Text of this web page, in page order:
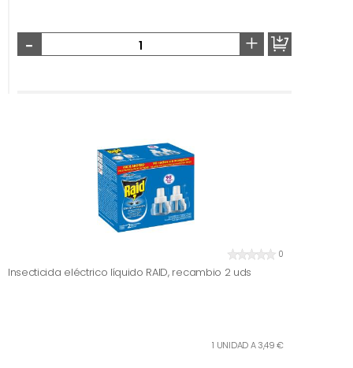
- +
0
Insecticida eléctrico líquido RAID, recambio 2 uds
1 UNIDAD A 3,49 €